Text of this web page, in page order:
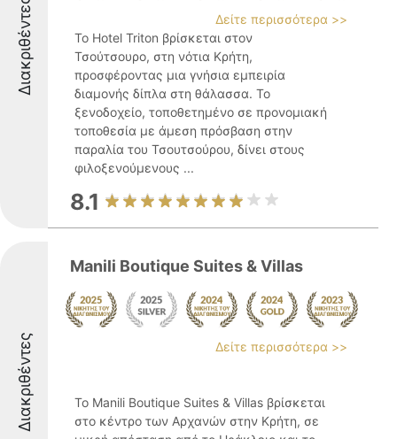
Διακριθέντες
Δείτε περισσότερα >>
Το Hotel Triton βρίσκεται στον
Τσούτσουρο, στη νότια Κρήτη,
προσφέροντας μια γνήσια εμπειρία
διαμονής δίπλα στη θάλασσα. Το
ξενοδοχείο, τοποθετημένο σε προνομιακή
τοποθεσία με άμεση πρόσβαση στην
παραλία του Τσουτσούρου, δίνει στους
φιλοξενούμενους ...
8.1
Διακριθέντες
Manili Boutique Suites & Villas
Δείτε περισσότερα >>
Το Manili Boutique Suites & Villas βρίσκεται
στο κέντρο των Αρχανών στην Κρήτη, σε